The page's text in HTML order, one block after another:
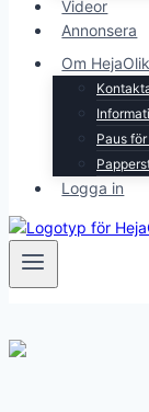
Videor
Annonsera
Om
Paus
Logga in